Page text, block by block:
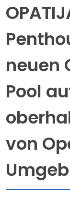
neuen
Pool
von